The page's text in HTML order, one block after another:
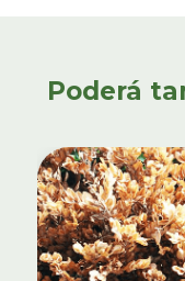
Poderá